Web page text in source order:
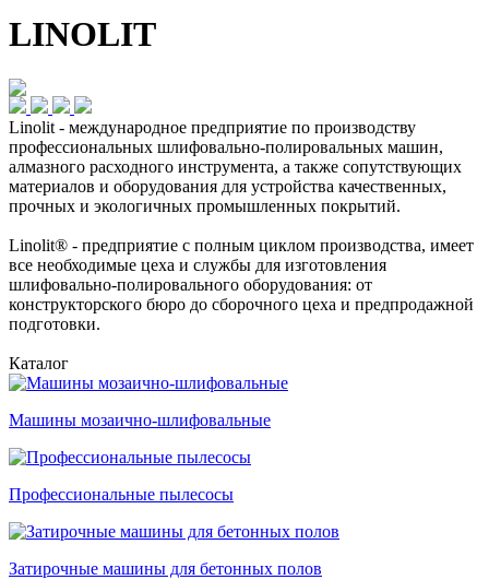
LINOLIT
Linolit - международное предприятие по производству
профессиональных шлифовально-полировальных машин,
алмазного расходного инструмента, а также сопутствующих
материалов и оборудования для устройства качественных,
прочных и экологичных промышленных покрытий.
Linolit® - предприятие с полным циклом производства, имеет
все необходимые цеха и службы для изготовления
шлифовально-полировального оборудования: от
конструкторского бюро до сборочного цеха и предпродажной
подготовки.
Каталог
Машины мозаично-шлифовальные
Профессиональные пылесосы
Затирочные машины для бетонных полов